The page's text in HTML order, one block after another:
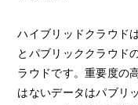
ハイブリッドクラウド
とパブリッククラウド
ラウドです。重要度の
はないデータはパブリ